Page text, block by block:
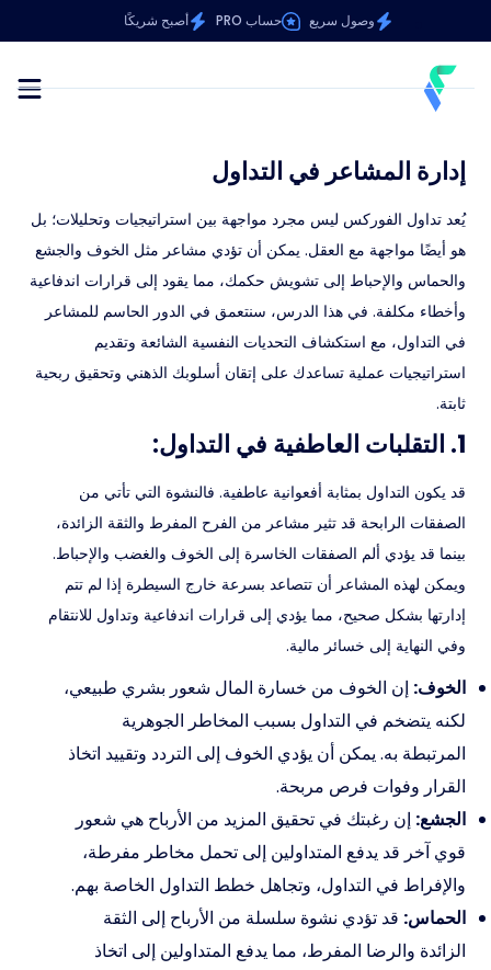
وصول سريع حساب PRO أصبح شريكًا
إدارة المشاعر في التداول
يُعد تداول الفوركس ليس مجرد مواجهة بين استراتيجيات وتحليلات؛ بل
هو أيضًا مواجهة مع العقل. يمكن أن تؤدي مشاعر مثل الخوف والجشع
والحماس والإحباط إلى تشويش حكمك، مما يقود إلى قرارات اندفاعية
وأخطاء مكلفة. في هذا الدرس، سنتعمق في الدور الحاسم للمشاعر
في التداول، مع استكشاف التحديات النفسية الشائعة وتقديم
استراتيجيات عملية تساعدك على إتقان أسلوبك الذهني وتحقيق ربحية
ثابتة.
1. التقلبات العاطفية في التداول:
قد يكون التداول بمثابة أفعوانية عاطفية. فالنشوة التي تأتي من
الصفقات الرابحة قد تثير مشاعر من الفرح المفرط والثقة الزائدة،
بينما قد يؤدي ألم الصفقات الخاسرة إلى الخوف والغضب والإحباط.
ويمكن لهذه المشاعر أن تتصاعد بسرعة خارج السيطرة إذا لم تتم
إدارتها بشكل صحيح، مما يؤدي إلى قرارات اندفاعية وتداول للانتقام
وفي النهاية إلى خسائر مالية.
الخوف: إن الخوف من خسارة المال شعور بشري طبيعي،
لكنه يتضخم في التداول بسبب المخاطر الجوهرية
المرتبطة به. يمكن أن يؤدي الخوف إلى التردد وتقييد اتخاذ
القرار وفوات فرص مربحة.
الجشع: إن رغبتك في تحقيق المزيد من الأرباح هي شعور
قوي آخر قد يدفع المتداولين إلى تحمل مخاطر مفرطة،
والإفراط في التداول، وتجاهل خطط التداول الخاصة بهم.
الحماس: قد تؤدي نشوة سلسلة من الأرباح إلى الثقة
الزائدة والرضا المفرط، مما يدفع المتداولين إلى اتخاذ